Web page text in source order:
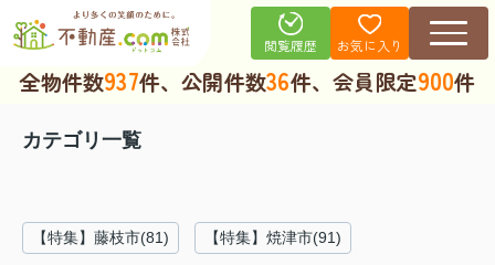
閲覧履歴 お気に入り
全物件数937件、公開件数36件、会員限定900件
カテゴリ一覧
【特集】藤枝市(81) 【特集】焼津市(91)